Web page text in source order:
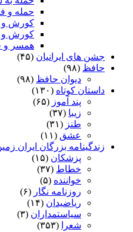
حمله و
کورش و
کورش و
همسر و
جشن های ایرانیان (۴۵)
حافظ (۹۸)
دیوان حافظ (۹۸)
داستان کوتاه (۱۳۰)
پند آموز (۶۵)
زیبا (۳۷)
طنز (۳۱)
عشق (۱۱)
زندگینامه بزرگان ایران
پزشکان (۱۵)
خطاط (۳۷)
خواننده (۵)
روزنامه نگار (۶)
ریاضیدان (۱۴)
سیاستمداران (۳)
شعرا
(۳۵۳)